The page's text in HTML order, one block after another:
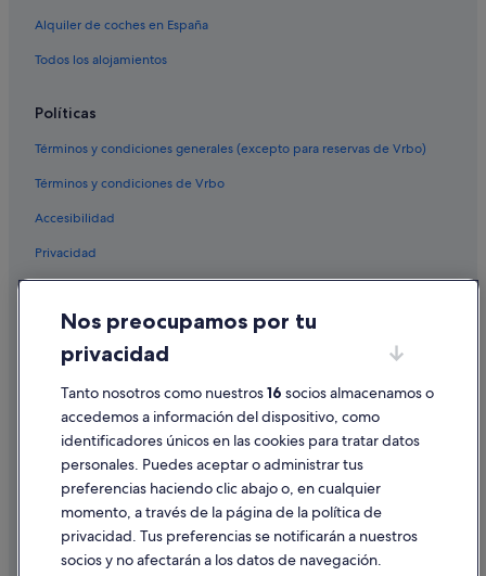
Condominios en Santorini
Relais & Chateaux hoteles en Santorini
Hoteles con restaurante en Santorini
Alquiler de coches en España
Todos los alojamientos
Políticas
Términos y condiciones generales (excepto para reservas de Vrbo)
Términos y condiciones de Vrbo
Accesibilidad
Privacidad
Cookies
Condiciones de uso
Información legal/contacto
Pautas sobre el contenido y cómo denunciar contenido
Ayuda
Cancelar un vuelo
Cancelar una reserva de hotel o de un alquiler vacacional
Nos preocupamos por tu
privacidad
Tanto nosotros como nuestros16 socios almacenamos o
accedemos a información del dispositivo, como
identificadores únicos en las cookies para tratar datos
personales. Puedes aceptar o administrar tus
preferencias haciendo clic abajo o, en cualquier
momento, a través de la página de la política de
privacidad. Tus preferencias se notificarán a nuestros
socios y no afectarán a los datos de navegación.